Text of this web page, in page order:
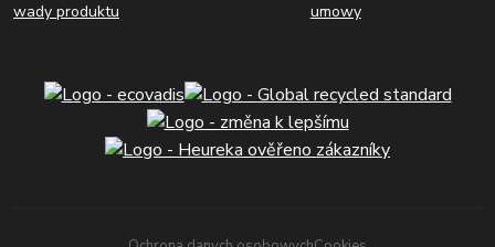
wady produktu
umowy